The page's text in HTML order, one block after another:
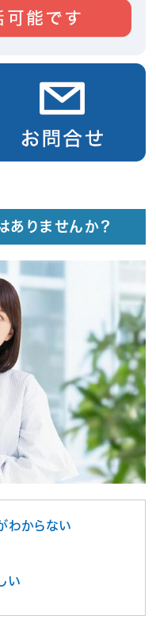
ありませんか？
わからない
い